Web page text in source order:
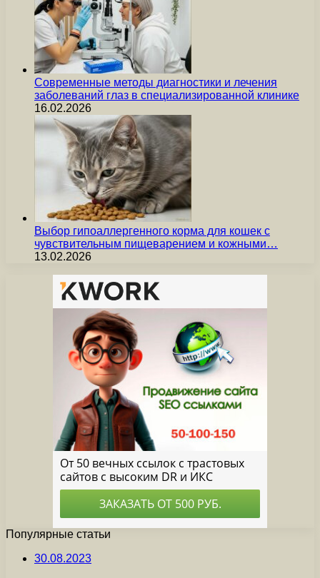
Современные методы диагностики и лечения
заболеваний глаз в специализированной клинике
16.02.2026
Выбор гипоаллергенного корма для кошек с
чувствительным пищеварением и кожными…
13.02.2026
Популярные статьи
30.08.2023